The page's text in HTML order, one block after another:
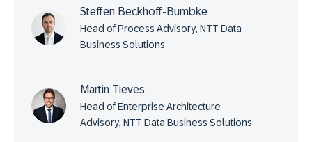
Steffen Beckhoff-Bumbke
Head of Process Advisory, NTT Data
Business Solutions
Martin Tieves
Head of Enterprise Architecture
Advisory, NTT Data Business Solutions